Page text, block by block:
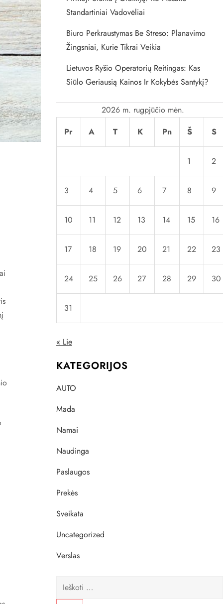
Standartiniai Vadovėliai
Biuro Perkraustymas Be Streso: Planavimo
Žingsniai, Kurie Tikrai Veikia
Lietuvos Ryšio Operatorių Reitingas: Kas
Siūlo Geriausią Kainos Ir Kokybės Santykį?
2026 m. rugpjūčio mėn.
Pr
A T K Pn Š S
1 2
3 4 5 6 7 8 9
10 11 12 13 14 15 16
17 18 19 20 21 22 23
24 25 26 27 28 29 30
31
« Lie
KATEGORIJOS
AUTO
Mada
Namai
Naudinga
Paslaugos
Prekės
Sveikata
Uncategorized
Verslas
Ieškoti: